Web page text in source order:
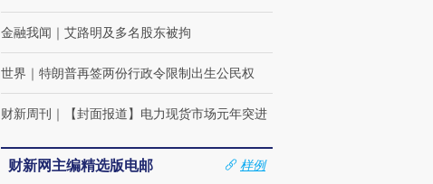
金融我闻 ｜ 艾路明及多名股东被拘
世界 ｜ 特朗普再签两份行政令限制出生公民权
财新周刊 ｜ 【封面报道】电力现货市场元年突进
财新网主编精选版电邮
样例